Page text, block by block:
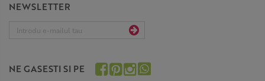
NEWSLETTER
NE GASESTI SI PE